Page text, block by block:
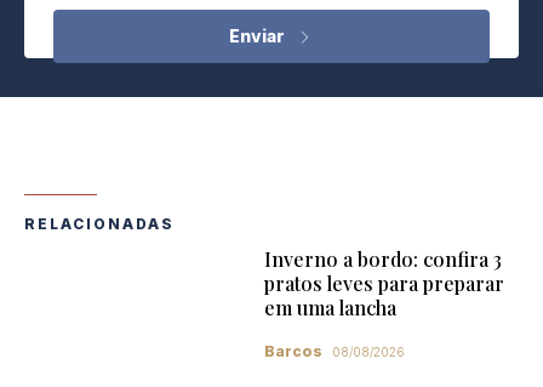
RELACIONADAS
Inverno a bordo: confira 3
pratos leves para preparar
em uma lancha
Barcos 08/08/2026